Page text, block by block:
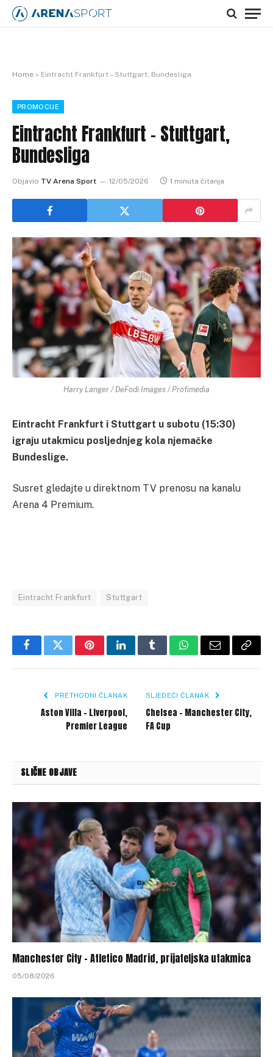
Home » Eintracht Frankfurt – Stuttgart, Bundesliga
PROMOCIJE
Eintracht Frankfurt – Stuttgart,
Bundesliga
Objavio TV Arena Sport 12/05/2026 1 minuta čitanja
Harry Langer / DeFodi Images / Profimedia
Eintracht Frankfurt i Stuttgart u subotu (15:30)
igraju utakmicu posljednjeg kola njemačke
Bundeslige.
Susret gledajte u direktnom TV prenosu na kanalu
Arena 4 Premium.
Eintracht Frankfurt Stuttgart
FacebookTwitterPinterestLinkedInTumblrWhatsApp
Email Copy
PRETHODNI ČLANAK
Aston Villa – Liverpool,
Premier League
SLJEDEĆI ČLANAK
Chelsea – Manchester City,
FA Cup
SLIČNE OBJAVE
Manchester City – Atletico Madrid, prijateljska utakmica
05/08/2026